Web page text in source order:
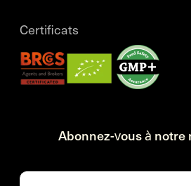
Certificats
Abonnez-vous à notre